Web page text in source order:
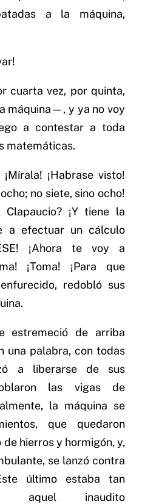
a la máquina,
cuarta vez, por quinta,
máquina—, y ya no voy
a contestar a toda
matemáticas.
¡Habrase visto!
no siete, sino ocho!
¡Y tiene la
a efectuar un cálculo
¡Ahora te voy a
¡Toma! ¡Para que
redobló sus
estremeció de arriba
una palabra, con todas
a liberarse de sus
las vigas de
la máquina se
que quedaron
hierros y hormigón, y,
se lanzó contra
último estaba tan
aquel inaudito